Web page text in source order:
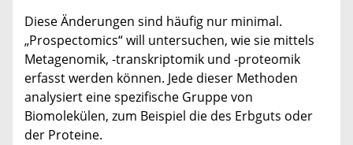
Diese Änderungen sind häufig nur minimal.
„Prospectomics“will untersuchen, wie sie mittels
Metagenomik, -transkriptomik und -proteomik
erfasst werden können. Jede dieser Methoden
analysiert eine spezifische Gruppe von
Biomolekülen, zum Beispiel die des Erbguts oder
der Proteine.